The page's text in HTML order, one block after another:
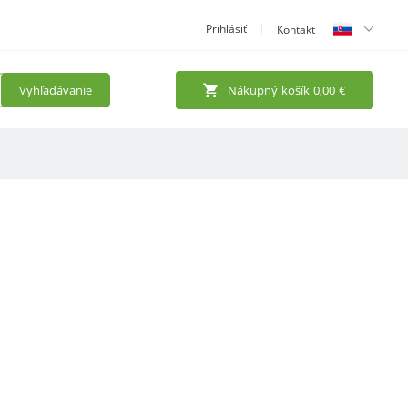
Prihlásiť Kontakt
Vyhľadávanie Nákupný košík 0,00 €